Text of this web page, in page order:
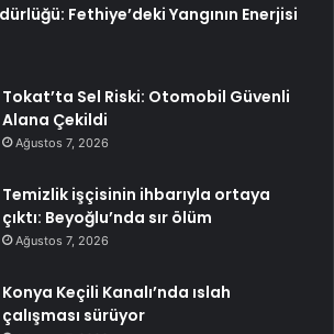
Fethiye’deki Yangının Enerjisi
Tokat’ta Sel Riski: Otomobil Güvenli
Alana Çekildi
Ağustos 7, 2026
Temizlik işçisinin ihbarıyla ortaya
çıktı: Beyoğlu’nda sır ölüm
Ağustos 7, 2026
Konya Keçili Kanalı’nda ıslah
çalışması sürüyor